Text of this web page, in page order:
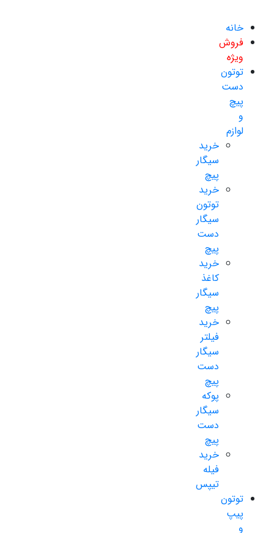
خانه
فروش
ویژه
توتون
دست
پیچ
و
لوازم
خرید
سیگار
پیچ
خرید
توتون
سیگار
دست
پیچ
خرید
کاغذ
سیگار
پیچ
خرید
فیلتر
سیگار
دست
پیچ
پوکه
سیگار
دست
پیچ
خرید
فیله
تیپس
توتون
پیپ
و